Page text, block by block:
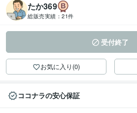
たか369
総販売実績： 21件
受付終了
お気に入り(0)
ココナラの安心保証